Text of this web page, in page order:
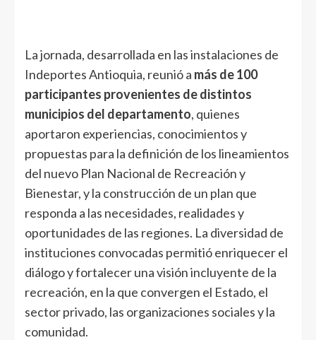
La jornada, desarrollada en las instalaciones de
Indeportes Antioquia, reunió a más de 100
participantes provenientes de distintos
municipios del departamento, quienes
aportaron experiencias, conocimientos y
propuestas para la definición de los lineamientos
del nuevo Plan Nacional de Recreación y
Bienestar, y la construcción de un plan que
responda a las necesidades, realidades y
oportunidades de las regiones. La diversidad de
instituciones convocadas permitió enriquecer el
diálogo y fortalecer una visión incluyente de la
recreación, en la que convergen el Estado, el
sector privado, las organizaciones sociales y la
comunidad.